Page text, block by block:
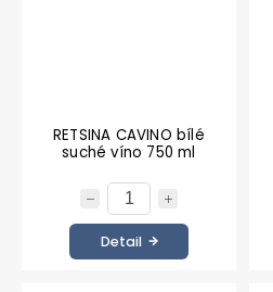
RETSINA CAVINO bílé
suché víno 750 ml
Detail